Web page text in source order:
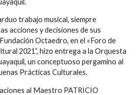
trabajo musical, siempre
acciones y decisiones de sus
Octaedro, en el «Foro de
2021”, hizo entrega a la Orquesta
un conceptuoso pergamino al
Prácticas Culturales.
al Maestro PATRICIO